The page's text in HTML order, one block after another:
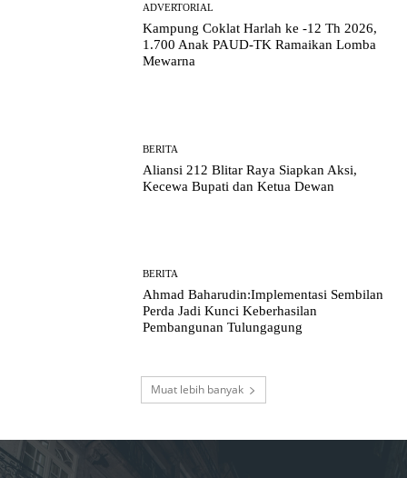
ADVERTORIAL
Kampung Coklat Harlah ke -12 Th 2026,
1.700 Anak PAUD-TK Ramaikan Lomba
Mewarna
BERITA
Aliansi 212 Blitar Raya Siapkan Aksi,
Kecewa Bupati dan Ketua Dewan
BERITA
Ahmad Baharudin:Implementasi Sembilan
Perda Jadi Kunci Keberhasilan
Pembangunan Tulungagung
Muat lebih banyak